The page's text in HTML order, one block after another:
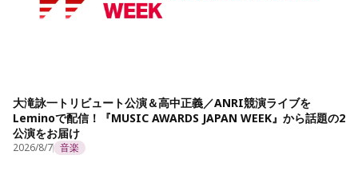
大滝詠一トリビュート公演＆高中正義／ANRI競演ライブを
Leminoで配信！『MUSIC AWARDS JAPAN WEEK』から話題の2
公演をお届け
2026/8/7 音楽